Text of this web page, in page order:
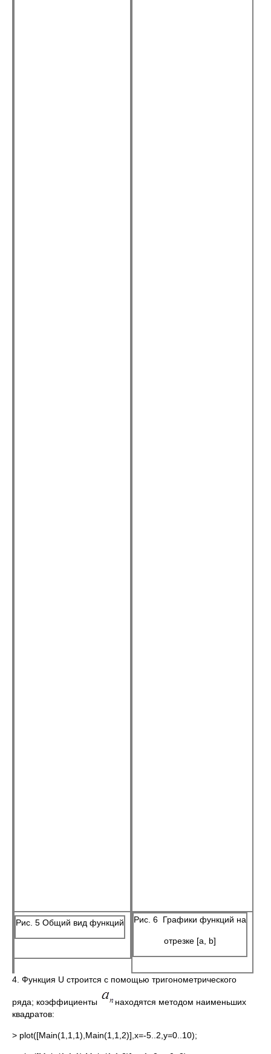
Рис. 5 Общий вид функций Рис. 6 Графики функций на
отрезке [a, b]
4. Функция U строится с помощью тригонометрического
ряда; коэффициенты
находятся методом наименьших
квадратов:
> plot([Main(1,1,1),Main(1,1,2)],x=-5..2,y=0..10);